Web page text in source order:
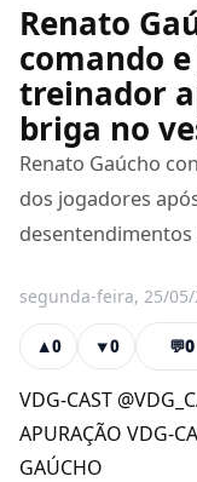
Renato
comando
treinador
briga no
Renato Gaúcho
dos jogadores
segunda-feira, 25/05/
▲0 ▼0 💬0
VDG-CAST
APURAÇÃO VDG-
GAÚCHO